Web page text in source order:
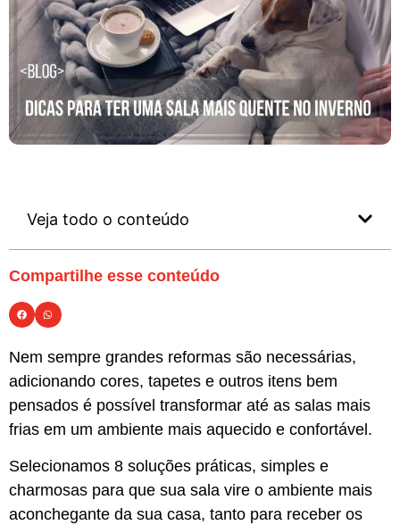
Veja todo o conteúdo
Compartilhe esse conteúdo
Nem sempre grandes reformas são necessárias,
adicionando cores, tapetes e outros itens bem
pensados é possível transformar até as salas mais
frias em um ambiente mais aquecido e confortável.
Selecionamos 8 soluções práticas, simples e
charmosas para que sua sala vire o ambiente mais
aconchegante da sua casa, tanto para receber os